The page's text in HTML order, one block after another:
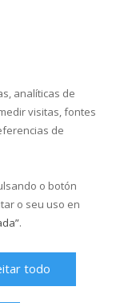
analíticas de
visitas, fontes
de
o botón
o seu uso en
.
todo